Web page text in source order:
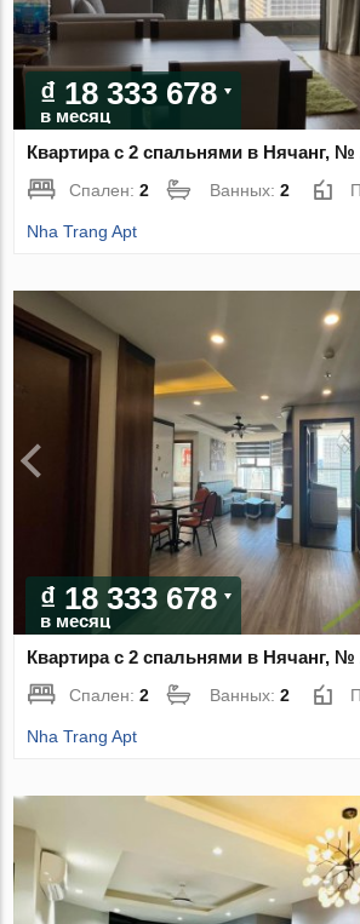
₫ 18 333 678
в месяц
Квартира с 2 спальнями в Нячанг, №
Спален:2 Ванных:2
Nha Trang Apt
₫ 18 333 678
в месяц
Квартира с 2 спальнями в Нячанг, №
Спален:2 Ванных:2
Nha Trang Apt